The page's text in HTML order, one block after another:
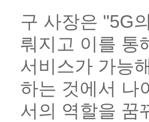
구 사장은 "5G
뤄지고 이를 통
서비스가 가능
하는 것에서 나
서의 역할을 꿈